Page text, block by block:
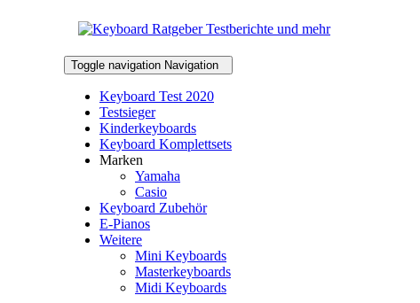
Toggle navigation Navigation
Keyboard Test 2020
Testsieger
Kinderkeyboards
Keyboard Komplettsets
Marken
Yamaha
Casio
Keyboard Zubehör
E-Pianos
Weitere
Mini Keyboards
Masterkeyboards
Midi Keyboards